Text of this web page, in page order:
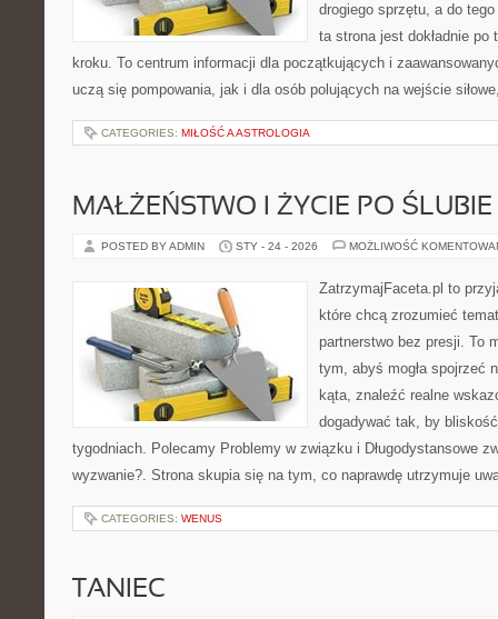
drogiego sprzętu, a do
ta strona jest dokładnie
kroku. To centrum informacji dla początkujących i
uczą się pompowania, jak i dla osób polujących na wejście
CATEGORIES: MIŁOŚĆ A ASTROLOGIA
MAŁŻEŃSTWO I ŻYCIE PO ŚLUBIE
POSTED BY ADMIN STY - 24 - 2026 MOŻLIWOŚĆ
ZatrzymajFaceta.pl to
które chcą zrozumieć
partnerstwo bez presji. To
tym, abyś mogła spojrzeć
kąta, znaleźć realne
dogadywać tak, by
tygodniach. Polecamy Problemy w związku i Długodystansowe
wyzwanie?. Strona skupia się na tym, co naprawdę utrzymuje
CATEGORIES: WENUS
TANIEC